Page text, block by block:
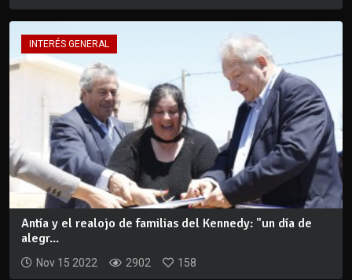
INTERÉS GENERAL
Antía y el realojo de familias del Kennedy: "un día de
alegr...
Nov 15 2022 2902 158